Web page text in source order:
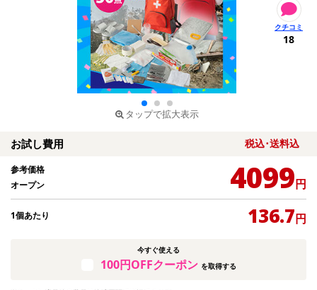
タップで拡大表示
18
お試し費用 税込･送料込
参考価格
オープン
4099円
1個あたり 136.7円
今すぐ使える
100円OFFクーポン を取得する